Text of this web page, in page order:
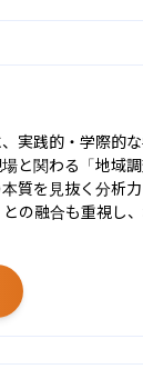
実践的・学際的
と関わる「地域
質を見抜く分析
の融合も重視し